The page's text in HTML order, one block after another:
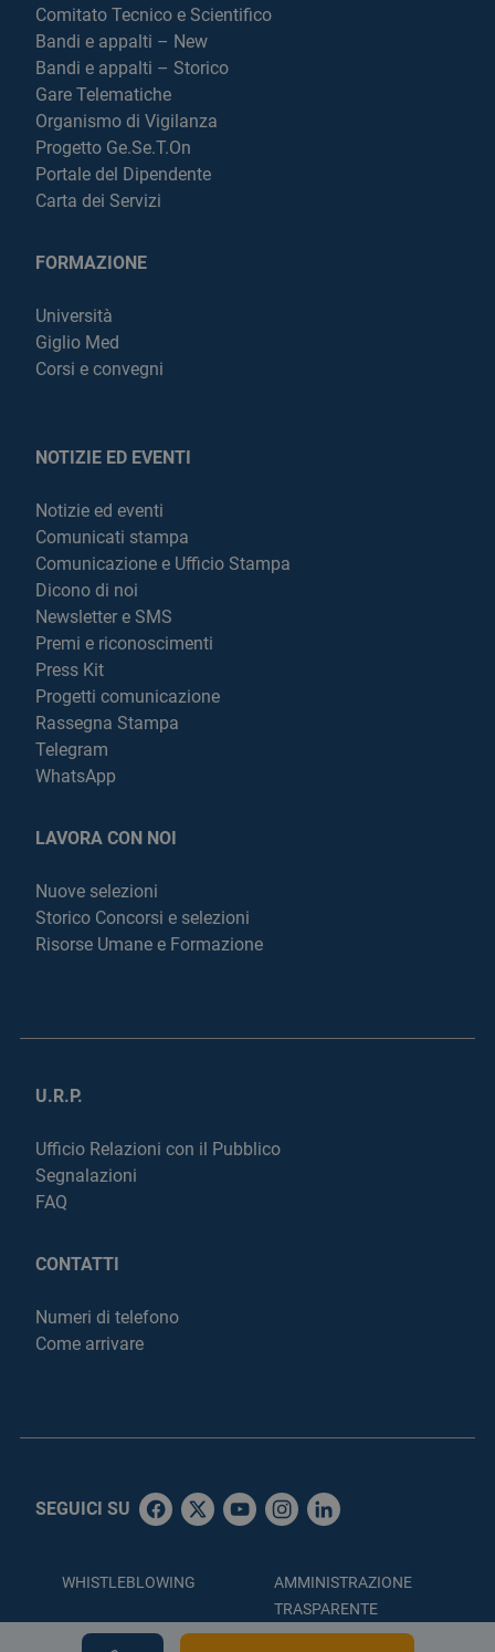
Comitato Tecnico e Scientifico
Bandi e appalti – New
Bandi e appalti – Storico
Gare Telematiche
Organismo di Vigilanza
Progetto Ge.Se.T.On
Portale del Dipendente
Carta dei Servizi
FORMAZIONE
Università
Giglio Med
Corsi e convegni
NOTIZIE ED EVENTI
Notizie ed eventi
Comunicati stampa
Comunicazione e Ufficio Stampa
Dicono di noi
Newsletter e SMS
Premi e riconoscimenti
Press Kit
Progetti comunicazione
Rassegna Stampa
Telegram
WhatsApp
LAVORA CON NOI
Nuove selezioni
Storico Concorsi e selezioni
Risorse Umane e Formazione
U.R.P.
Ufficio Relazioni con il Pubblico
Segnalazioni
FAQ
CONTATTI
Numeri di telefono
Come arrivare
SEGUICI SU
WHISTLEBLOWING
AMMINISTRAZIONE
TRASPARENTE
ACCESSIBILITÀ